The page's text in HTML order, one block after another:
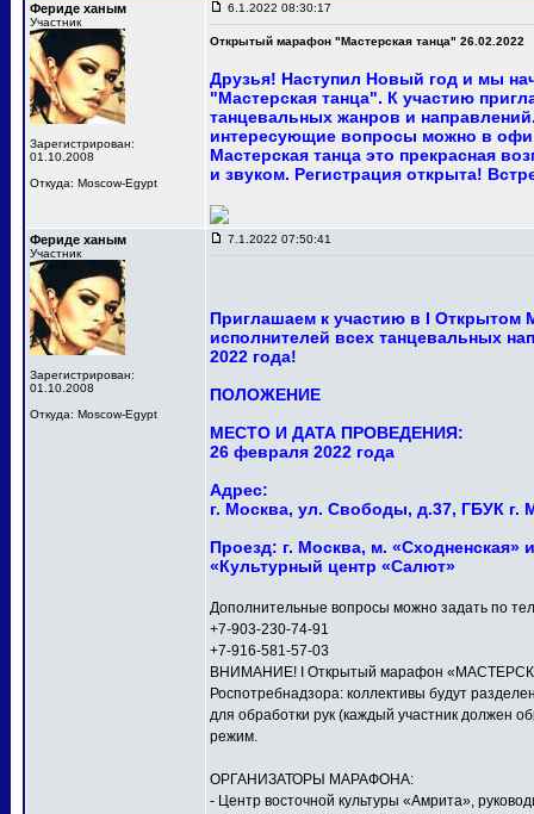
Фериде ханым
Участник
Зарегистрирован:
01.10.2008
Откуда: Moscow-Egypt
6.1.2022 08:30:17
Открытый марафон "Мастерская танца" 26.02.2022
Друзья! Наступил Новый год и мы
"Мастерская танца". К участию
танцевальных жанров и
интересующие вопросы можно в
Мастерская танца это прекрасная
и звуком. Регистрация открыта!
Фериде ханым
Участник
Зарегистрирован:
01.10.2008
Откуда: Moscow-Egypt
7.1.2022 07:50:41
Приглашаем к участию в I
исполнителей всех танцевальных
2022 года!
ПОЛОЖЕНИЕ
МЕСТО И ДАТА ПРОВЕДЕНИЯ:
26 февраля 2022 года
Адрес:
г. Москва, ул. Свободы, д.37, ГБУК
Проезд: г. Москва, м. «Сходненская»
«Культурный центр «Салют»
Дополнительные вопросы можно задать по
+7-903-230-74-91
+7-916-581-57-03
ВНИМАНИЕ! I Открытый марафон
Роспотребнадзора: коллективы будут
для обработки рук (каждый участник должен
режим.
ОРГАНИЗАТОРЫ МАРАФОНА:
- Центр восточной культуры «Амрита»,